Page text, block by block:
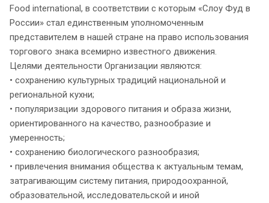
Food international, в соответствии с которым «Слоу Фуд в
России» стал единственным уполномоченным
представителем в нашей стране на право использования
торгового знака всемирно известного движения.
Целями деятельности Организации являются:
• сохранению культурных традиций национальной и
региональной кухни;
• популяризации здорового питания и образа жизни,
ориентированного на качество, разнообразие и
умеренность;
• сохранению биологического разнообразия;
• привлечения внимания общества к актуальным темам,
затрагивающим систему питания, природоохранной,
образовательной, исследовательской и иной